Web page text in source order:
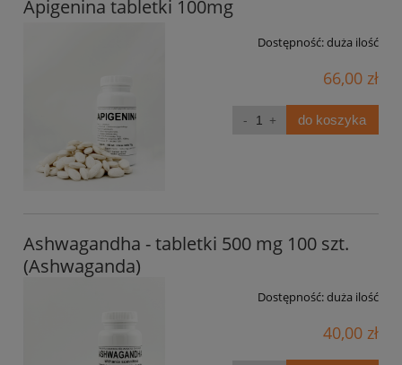
Apigenina tabletki 100mg
Dostępność:duża ilość
66,00 zł
do koszyka
Ashwagandha - tabletki 500 mg 100 szt.
(Ashwaganda)
Dostępność:duża ilość
40,00 zł